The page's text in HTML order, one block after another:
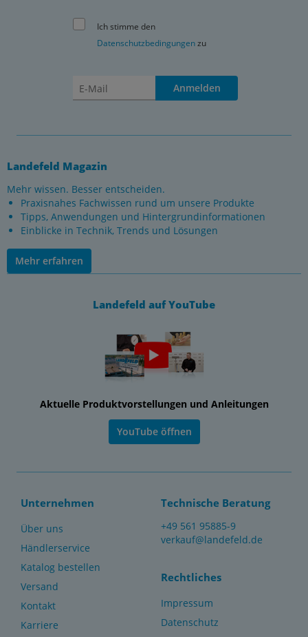
Ich stimme den
Datenschutzbedingungenzu
Anmelden
Landefeld Magazin
Mehr wissen. Besser entscheiden.
Praxisnahes Fachwissen rund um unsere Produkte
Tipps, Anwendungen und Hintergrundinformationen
Einblicke in Technik, Trends und Lösungen
Mehr erfahren
Landefeld auf YouTube
Aktuelle Produktvorstellungen und Anleitungen
YouTube öffnen
Unternehmen
Über uns
Händlerservice
Katalog bestellen
Versand
Kontakt
Karriere
Technische Beratung
+49 561 95885-9
verkauf@landefeld.de
Rechtliches
Impressum
Datenschutz